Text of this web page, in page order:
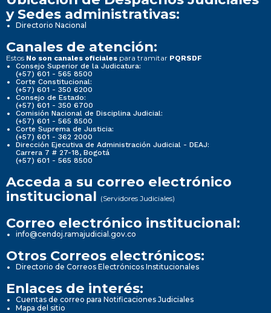
y Sedes administrativas:
Directorio Nacional
Canales de atención:
Estos No son canales oficiales para tramitar PQRSDF
Consejo Superior de la Judicatura:
(+57) 601 - 565 8500
Corte Constitucional:
(+57) 601 - 350 6200
Consejo de Estado:
(+57) 601 - 350 6700
Comisión Nacional de Disciplina Judicial:
(+57) 601 - 565 8500
Corte Suprema de Justicia:
(+57) 601 - 362 2000
Dirección Ejecutiva de Administración Judicial - DEAJ:
Carrera 7 # 27-18, Bogotá
(+57) 601 - 565 8500
Acceda a su correo electrónico
institucional (Servidores Judiciales)
Correo electrónico institucional:
info@cendoj.ramajudicial.gov.co
Otros Correos electrónicos:
Directorio de Correos Electrónicos Institucionales
Enlaces de interés:
Cuentas de correo para Notificaciones Judiciales
Mapa del sitio